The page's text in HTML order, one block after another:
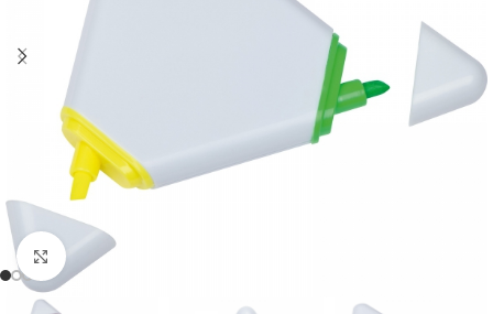
Click to enlarge